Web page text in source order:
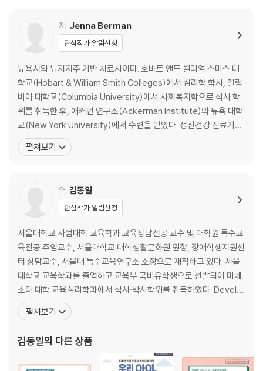
제3장 생각, 감정, 행동
무엇이 생각, 감정, 행동일까
사실만으로
제4장 나의 몸으로 나타나는 감정들
우리의 반응 평가하기
이완 활동 연습하기
주변 환경을 고려해 이완 활동 선택하기
이완 활동으로 통제감 되찾기
제6장 나의 자동적 사고
감정과 생각에 이름 붙이기
감정 괴물 손가락 인형
어떤 생각을 했었나요
저 Jenna Berman
관심작가 알림신청
뉴욕시와 뉴저지주 기반 치료사이다. 호바트 앤드 윌리엄 스미스 대
학교(Hobart & William Smith Colleges)에서 심리학 학사, 컬럼
비아 대학교(Columbia University)에서 사회복지학으로 석사 학
위를 취득한 후, 애커먼 연구소(Ackerman Institute)와 뉴욕 대학
교(New York University)에서 수련을 받았다. 정신건강 진료기관,
전일제 치료기관, 병원 등에서 다양한 임상경험을 쌓았으며, 아동과
청소년의 힘을 북돋아 그들이 장벽을 넘고 잠재 가능성을 실현할 수
펼쳐보기
역 김동일
관심작가 알림신청
서울대학교 사범대학 교육학과 교육상담전공 교수 및 대학원 특수교
육전공 주임교수, 서울대학교 대학생활문화원 원장, 장애학생지원센
터 상담교수, 서울대 특수교육연구소 소장으로 재직하고 있다. 서울
대학교 교육학과를 졸업하고 교육부 국비유학생으로 선발되어 미네
소타 대학 교육심리학과에서 석사·박사학위를 취득하였다. Develo
pmental Studies Center, Research Associate, 한국청소년상
담원 상담교수, 경인교육대학교 교육학과 교수, 한국학습장애학회
소년보호위원회 위원, BK21 미래교육디자인연구
펼쳐보기
김동일의 다른 상품